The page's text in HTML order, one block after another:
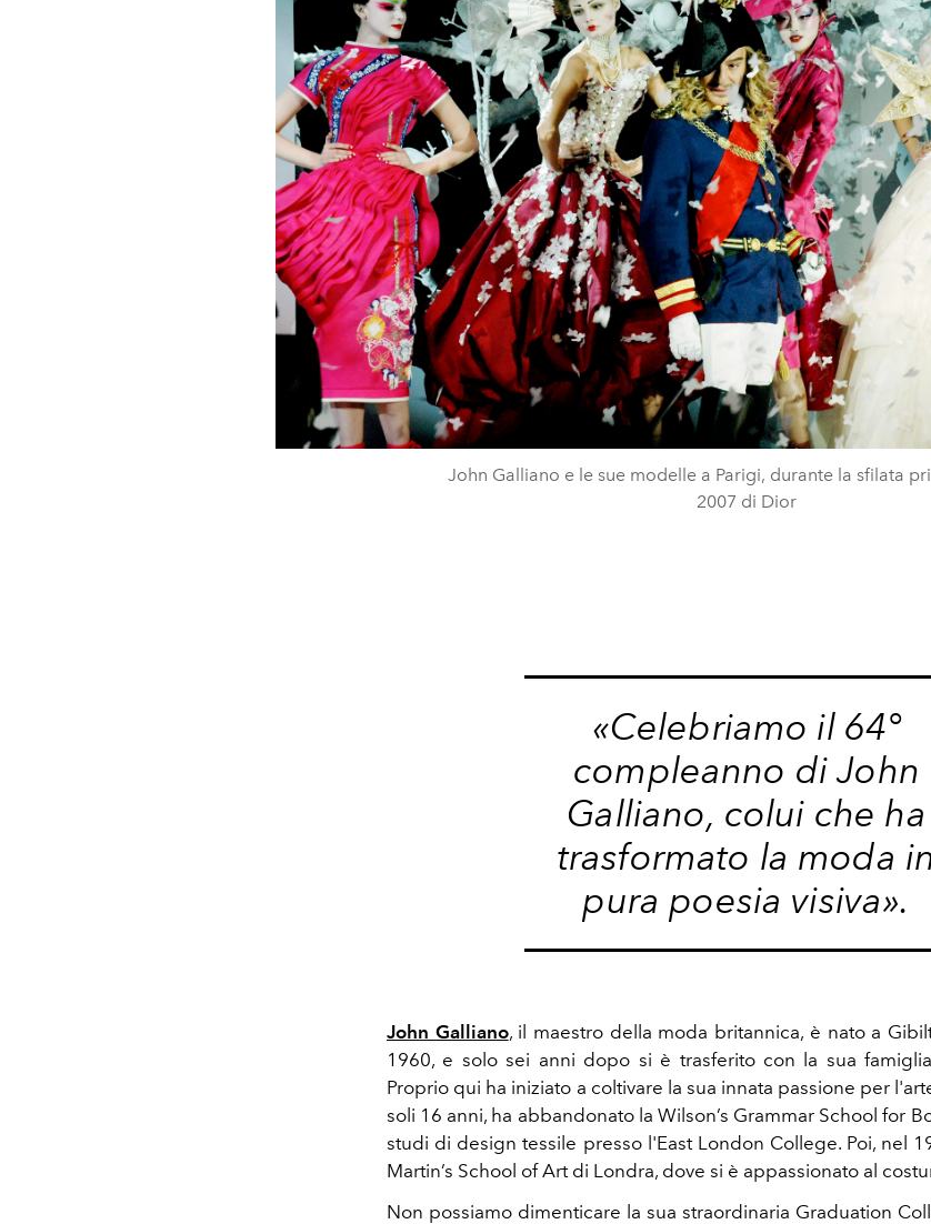
John Galliano e le sue modelle a Parigi, durante la sfilata
2007 di Dior
«Celebriamo il 64°
compleanno di John
Galliano, colui che ha
trasformato la moda
pura poesia visiva».
John Galliano, il maestro della moda britannica, è nato a
1960, e solo sei anni dopo si è trasferito con la sua
Proprio qui ha iniziato a coltivare la sua innata passione per
soli 16 anni, ha abbandonato la Wilson’s Grammar School for
studi di design tessile presso l'East London College. Poi, nel
Martin’s School of Art di Londra, dove si è appassionato al
Non possiamo dimenticare la sua straordinaria Graduation